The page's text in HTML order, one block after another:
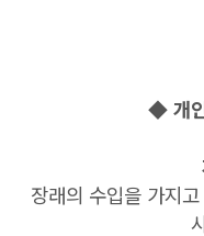
◆ 개
장래의 수입을 가지